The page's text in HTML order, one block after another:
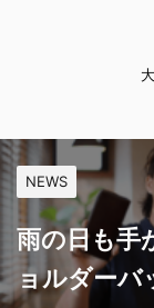
NEWS
雨の日も手
ョルダーバ